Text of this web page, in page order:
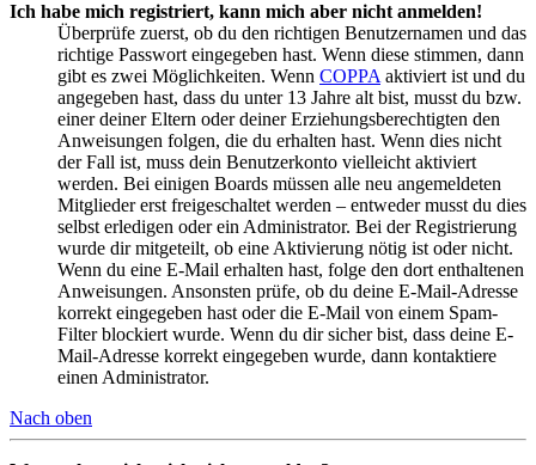
Ich habe mich registriert, kann mich aber nicht anmelden!
Überprüfe zuerst, ob du den richtigen Benutzernamen und das
richtige Passwort eingegeben hast. Wenn diese stimmen, dann
gibt es zwei Möglichkeiten. Wenn COPPA aktiviert ist und du
angegeben hast, dass du unter 13 Jahre alt bist, musst du bzw.
einer deiner Eltern oder deiner Erziehungsberechtigten den
Anweisungen folgen, die du erhalten hast. Wenn dies nicht
der Fall ist, muss dein Benutzerkonto vielleicht aktiviert
werden. Bei einigen Boards müssen alle neu angemeldeten
Mitglieder erst freigeschaltet werden – entweder musst du dies
selbst erledigen oder ein Administrator. Bei der Registrierung
wurde dir mitgeteilt, ob eine Aktivierung nötig ist oder nicht.
Wenn du eine E-Mail erhalten hast, folge den dort enthaltenen
Anweisungen. Ansonsten prüfe, ob du deine E-Mail-Adresse
korrekt eingegeben hast oder die E-Mail von einem Spam-
Filter blockiert wurde. Wenn du dir sicher bist, dass deine E-
Mail-Adresse korrekt eingegeben wurde, dann kontaktiere
einen Administrator.
Nach oben